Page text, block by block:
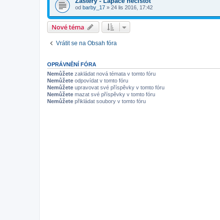
od barby_17 » 24 lis 2016, 17:42
Nové téma
Vrátit se na Obsah fóra
OPRÁVNĚNÍ FÓRA
Nemůžete zakládat nová témata v tomto fóru
Nemůžete odpovídat v tomto fóru
Nemůžete upravovat své příspěvky v tomto fóru
Nemůžete mazat své příspěvky v tomto fóru
Nemůžete přikládat soubory v tomto fóru